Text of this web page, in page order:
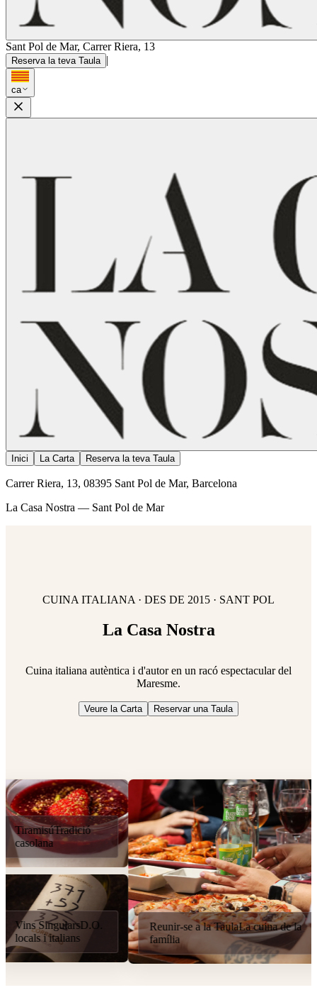
Sant Pol de Mar, Carrer Riera, 13
Reserva la teva Taula |
ca
Inici La Carta Reserva la teva Taula
Carrer Riera, 13, 08395 Sant Pol de Mar, Barcelona
La Casa Nostra — Sant Pol de Mar
CUINA ITALIANA · DES DE 2015 · SANT POL
La Casa Nostra
Cuina italiana autèntica i d'autor en un racó espectacular del
Maresme.
Veure la Carta Reservar una Taula
D.O.
Reunir-se a la TaulaLa cuina de la
família
La
del